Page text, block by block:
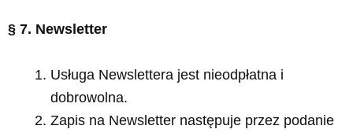
§ 7. Newsletter
Usługa Newslettera jest nieodpłatna i
dobrowolna.
Zapis na Newsletter następuje przez podanie